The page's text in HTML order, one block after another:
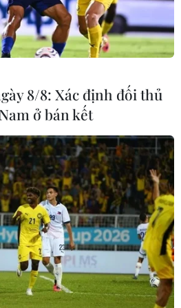
hướng tới trở
và sáng tạo
639 năm vừa
trình
Bổ sung quy
văn hóa dân
8/8: Xác định đối thủ
ở bán kết